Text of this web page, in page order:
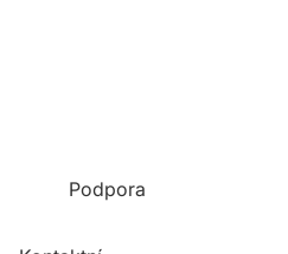
Podpora